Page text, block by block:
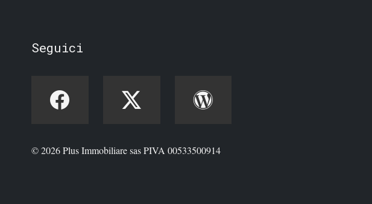
Seguici
© 2026 Plus Immobiliare sas PIVA 00533500914